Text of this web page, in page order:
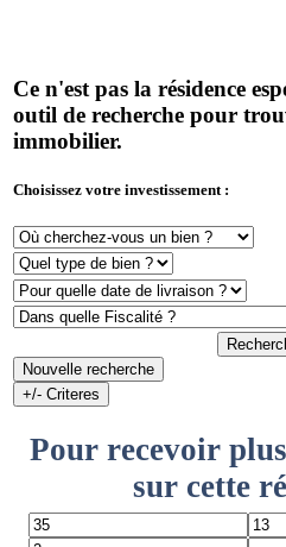
Ce n'est pas la résidence
outil de recherche pour
immobilier.
Choisissez votre investissement :
Nouvelle recherche
+/- Criteres
Pour recevoir
sur cette